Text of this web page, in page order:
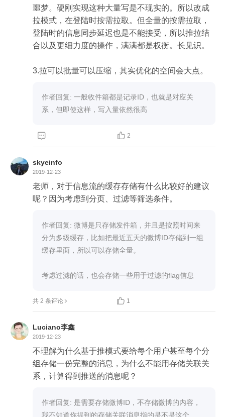
噩梦。硬刚实现这种大量写是不现实的。所以改成
拉模式，在登陆时按需拉取。但全量的按需拉取，
登陆时的信息同步延迟也是不能接受，所以推拉结
合以及更细力度的操作，满满都是权衡。长见识。
3.拉可以批量可以压缩，其实优化的空间会大点。
作者回复: 一般收件箱都是记录ID，也就是对应关
系，但即使这样，写入量依然很高
  2
skyeinfo
2019-12-23
老师，对于信息流的缓存存储有什么比较好的建议
呢？因为考虑到分页、过滤等筛选条件。
作者回复: 微博是只存储发件箱，并且是按照时间来
分为多级缓存，比如把最近五天的微博ID存储到一组
缓存里面，所以可以存储全量。
考虑过滤的话，也会存储一些用于过滤的flag信息
共 2 条评论  1
Luciano李鑫
2019-12-23
不理解为什么基于推模式要给每个用户甚至每个分
组存储一份完整的消息，为什么不能用存储关联关
系，计算得到推送的消息呢？
作者回复: 是需要存储微博ID，不存储微博的内容，
我不知道你提到的存储关联消息指的是不是这个